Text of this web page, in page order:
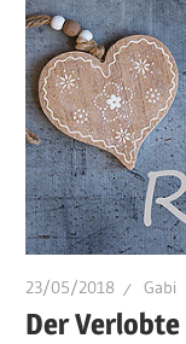
23/05/2018 Gabi
Der Verlobte